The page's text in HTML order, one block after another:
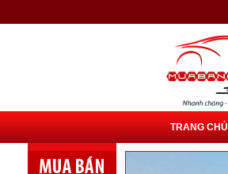
TRANG CHỦ